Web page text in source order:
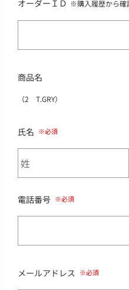
オーダーＩＤ ※購入履歴から確
商品名
（2 T.GRY）
氏名
電話番号
メールアドレス